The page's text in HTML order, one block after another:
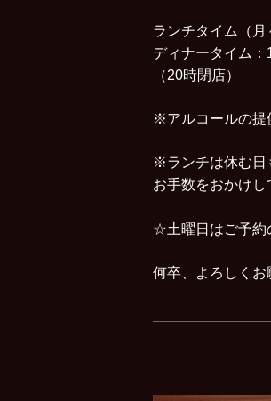
ランチタイム（
ディナータイム
（20時閉店）
※アルコールの提
※ランチは休む日
お手数をおかけ
☆土曜日はご予約
何卒、よろしく